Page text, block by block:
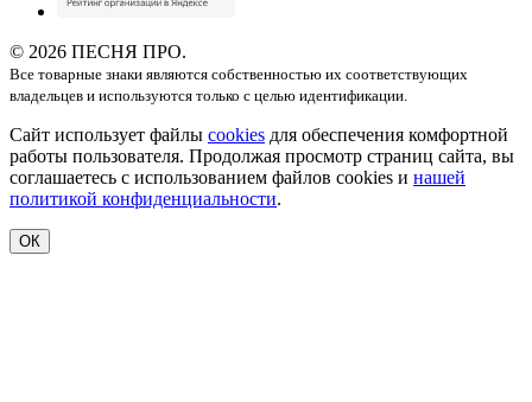
© 2026 ПЕСНЯ ПРО.
Все товарные знаки являются собственностью их соответствующих
владельцев и используются только с целью идентификации.
Сайт использует файлы cookies для обеспечения комфортной
работы пользователя. Продолжая просмотр страниц сайта, вы
соглашаетесь с использованием файлов cookies и нашей
политикой конфиденциальности.
ОК